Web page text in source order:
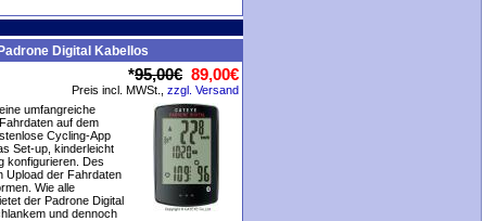
Digital Kabellos
*95,00€ 89,00€
Preis incl. MWSt., zzgl. Versand
umfangreiche
auf dem
Cycling-App
Set-up, kinderleicht
konfigurieren. Des
Upload der Fahrdaten
Wie alle
der Padrone Digital
und dennoch